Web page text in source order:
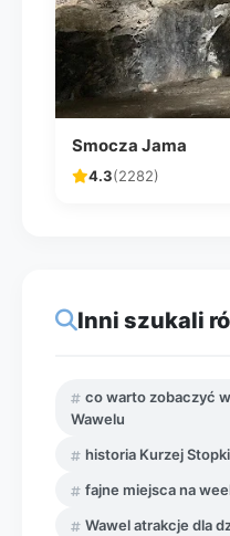
Smocza Jama
4.3(2282)
Inni szukali
co warto zobaczyć
Wawelu
historia Kurzej
fajne miejsca na
Wawel atrakcje dla